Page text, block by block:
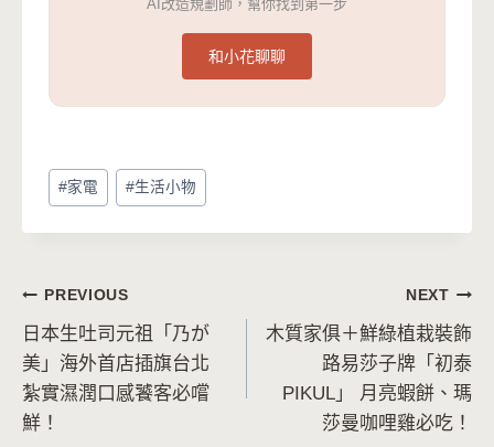
AI改造規劃師，幫你找到第一步
和小花聊聊
Post
Tags:
#家電 #生活小物
文
章
導
PREVIOUS
日本生吐司元祖「乃が
美」海外首店插旗台北
紮實濕潤口感饕客必嚐
鮮！
NEXT
木質家俱＋鮮綠植栽裝飾
路易莎子牌「初泰
PIKUL」 月亮蝦餅、瑪
莎曼咖哩雞必吃！